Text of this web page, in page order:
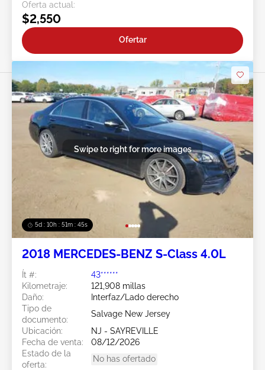
Oferta actual:
$2,550
Ofertar
5d : 10h : 51m : 43s
Swipe to right for more images
2018 MERCEDES-BENZ S-Class 4.0L
Ít #:
43******
Kilometraje:
121,908 millas
Daño:
Interfaz/Lado derecho
Tipo de
documento:
Salvage New Jersey
Ubicación:
NJ - SAYREVILLE
Fecha de venta:
08/12/2026
Estado de la
oferta:
No has ofertado